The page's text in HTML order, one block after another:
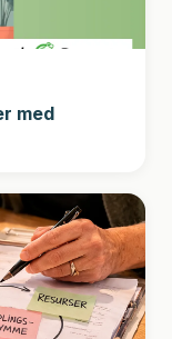
med